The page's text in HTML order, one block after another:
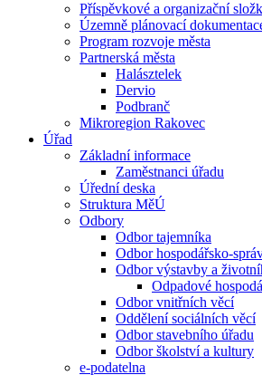
Příspěvkové a organizační
Územně plánovací
Program rozvoje města
Partnerská města
Halásztelek
Dervio
Podbranč
Mikroregion Rakovec
Úřad
Základní informace
Zaměstnanci úřadu
Úřední deska
Struktura MěÚ
Odbory
Odbor tajemníka
Odbor hospodářsko-
Odbor výstavby a
Odpadové
Odbor vnitřních věcí
Oddělení sociálních věcí
Odbor stavebního úřadu
Odbor školství a kultury
e-podatelna